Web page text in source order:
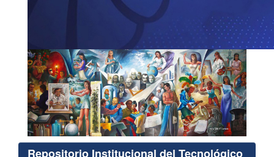
Repositorio Institucional del Tecnológico